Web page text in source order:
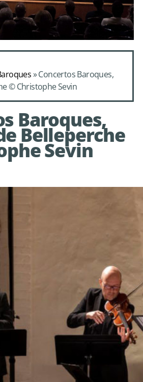
de
le choeur de
Les Eléments
»Concertos Baroques,
© Christophe Sevin
Baroques,
Belleperche
Sevin